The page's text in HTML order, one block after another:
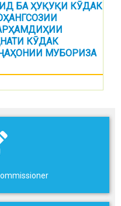
БА ҲУҚУҚИ КӮДАК
КӮДАК
МУБОРИЗА